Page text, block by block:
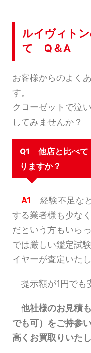
ルイヴィト
て Q＆A
お客様からのよく
す。
クローゼットで泣
してみませんか？
Q1 他店と比べて
りますか？
A1 経験不足な
する業者様も少な
だという方もいら
では厳しい鑑定試
イヤーが査定いたし
提示額が1円でも
他社様のお見積
でも可）をご持参
高くお買取りいた